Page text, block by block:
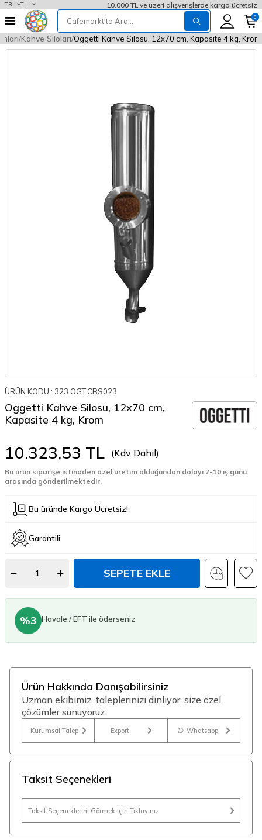
TR TL 10.000 TL ve üzeri alışverişlerde kargo ücretsiz
0
Kahve Siloları Oggetti Kahve Silosu, 12x70 cm, Kapasite 4 kg, Krom
ÜRÜN KODU : 323.OGT.CBS023
Oggetti Kahve Silosu, 12x70 cm,
Kapasite 4 kg, Krom
10.323,53 TL (Kdv Dahil)
Bu ürün siparişe istinaden özel üretim olduğundan dolayı 7-10 iş günü
arasında gönderilmektedir.
Bu üründe Kargo Ücretsiz!
Garantili
SEPETE EKLE
%3 Havale / EFT ile öderseniz
Ürün Hakkında Danışabilirsiniz
Uzman ekibimiz, taleplerinizi dinliyor, size özel
çözümler sunuyoruz.
Kurumsal Talep Export Whatsapp
Taksit Seçenekleri
Taksit Seçeneklerini Görmek İçin Tıklayınız